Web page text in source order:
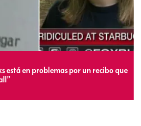
está en problemas por un recibo que